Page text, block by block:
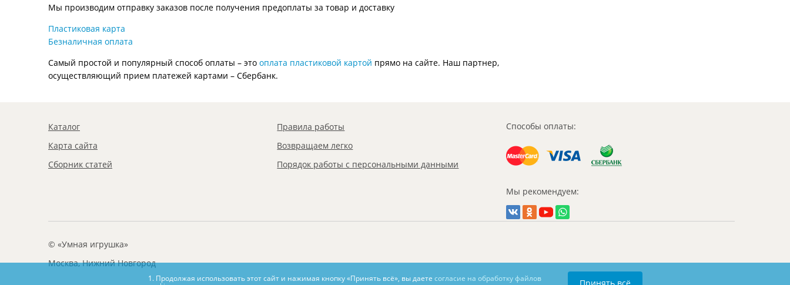
Мы производим отправку заказов после получения предоплаты за товар и доставку
Пластиковая карта
Безналичная оплата
Самый простой и популярный способ оплаты – это оплата пластиковой картой прямо на сайте. Наш партнер,
осуществляющий прием платежей картами – Сбербанк.
Каталог
Карта сайта
Сборник статей
Правила работы
Возвращаем легко
Порядок работы с персональными данными
© «Умная игрушка»
Москва, Нижний Новгород
Способы оплаты:
Мы рекомендуем:
1. Продолжая использовать этот сайт и нажимая кнопку «Принять всё», вы даете согласие на обработку файлов